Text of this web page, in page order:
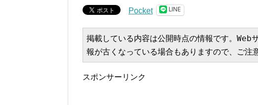
Pocket LINE
掲載している内容は公開時点の情報です。Web
報が古くなっている場合もありますので、ご注
スポンサーリンク